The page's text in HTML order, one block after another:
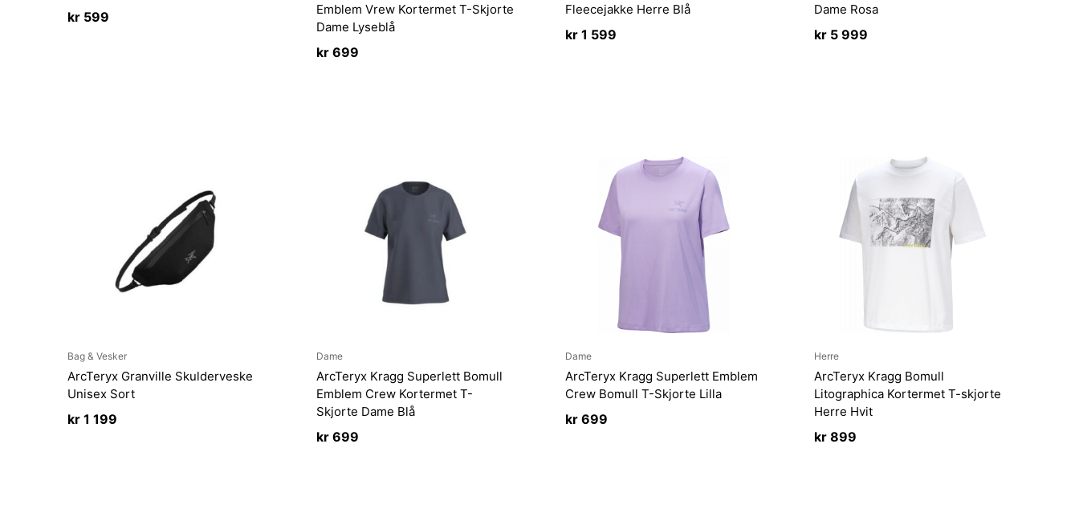
kr 599
Emblem Vrew Kortermet T-Skjorte
Dame Lyseblå
kr699
Fleecejakke Herre Blå
kr1 599
Dame Rosa
kr5 999
Bag & Vesker
ArcTeryx Granville Skulderveske
Unisex Sort
kr 1 199
Dame
ArcTeryx Kragg Superlett Bomull
Emblem Crew Kortermet T-
Skjorte Dame Blå
kr699
Dame
ArcTeryx Kragg Superlett Emblem
Crew Bomull T-Skjorte Lilla
kr699
Herre
ArcTeryx Kragg Bomull
Litographica Kortermet T-skjorte
Herre Hvit
kr899